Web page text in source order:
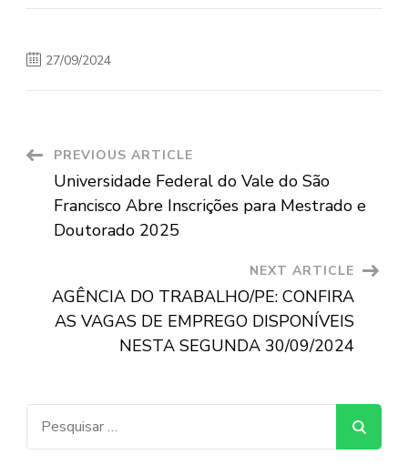
27/09/2024
Post
Navigation
PREVIOUS ARTICLE
Universidade Federal do Vale do São
Francisco Abre Inscrições para Mestrado e
Doutorado 2025
NEXT ARTICLE
AGÊNCIA DO TRABALHO/PE: CONFIRA
AS VAGAS DE EMPREGO DISPONÍVEIS
NESTA SEGUNDA 30/09/2024